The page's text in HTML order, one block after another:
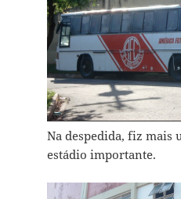
Na despedida, fiz mais
estádio importante.